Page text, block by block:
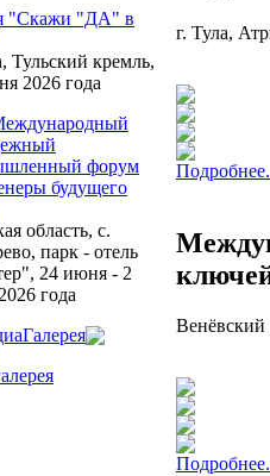
"Скажи "ДА" в
Тульский кремль,
2026 года
форум
будущего
область, с.
парк - отель
24 июня - 2
года
г. Тула,